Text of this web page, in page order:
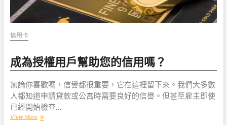
信用卡
成為授權用戶幫助您的信用嗎？
無論你喜歡嗎，信譽都很重要，它在這裡留下來。我們大多數
人都知道申請貸款或公寓時需要良好的信譽。但甚至雇主即使
已經開始檢查…
View More成